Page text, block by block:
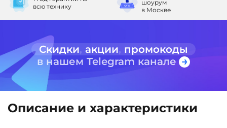
всю технику
шоурум
в Москве
Скидки, акции, промокоды
в нашем Telegram канале
Описание и характеристики